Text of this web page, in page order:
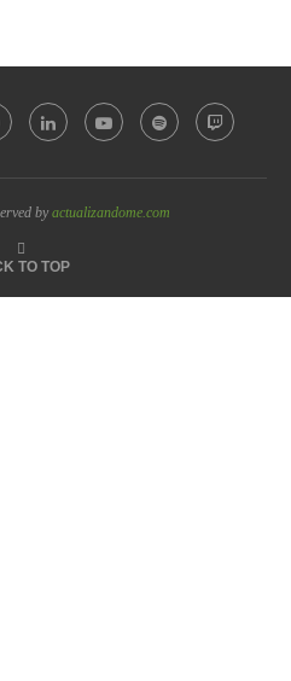
byactualizandome.com
TO TOP